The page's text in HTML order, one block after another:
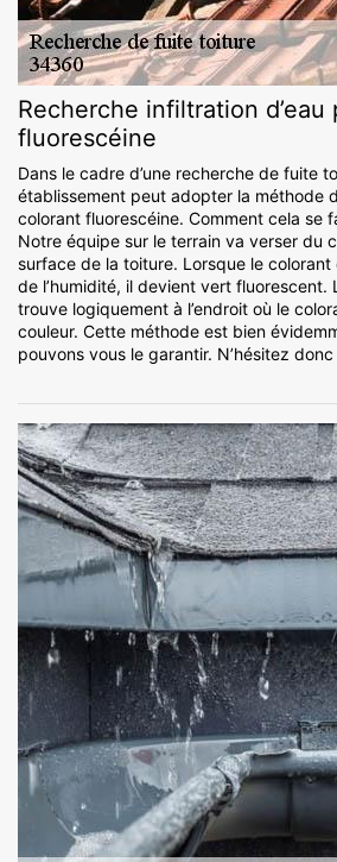
Recherche infiltration d’eau
fluorescéine
Dans le cadre d’une recherche de fuite
établissement peut adopter la méthode
colorant fluorescéine. Comment cela se
Notre équipe sur le terrain va verser du
surface de la toiture. Lorsque le
de l’humidité, il devient vert fluorescent.
trouve logiquement à l’endroit où le
couleur. Cette méthode est bien
pouvons vous le garantir. N’hésitez